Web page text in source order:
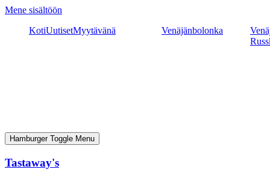
Mene sisältöön
KotiUutisetMyytävänä Venäjänbolonka
Hamburger Toggle Menu
Tastaway's